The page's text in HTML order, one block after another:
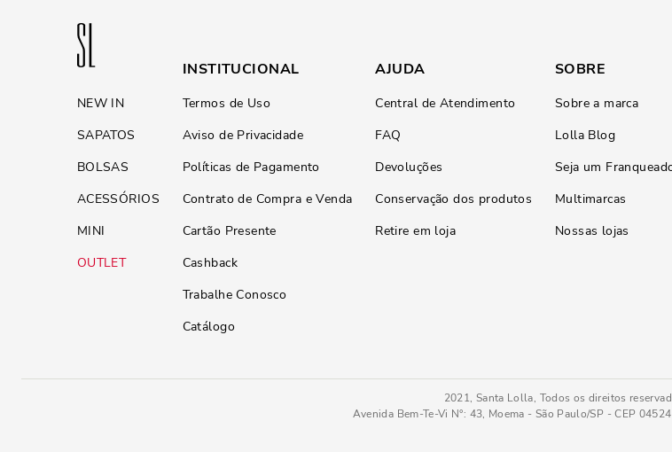
NEW IN
SAPATOS
BOLSAS
ACESSÓRIOS
MINI
OUTLET
INSTITUCIONAL
Termos de Uso
Aviso de Privacidade
Políticas de Pagamento
Contrato de Compra e Venda
Cartão Presente
Cashback
Trabalhe Conosco
Catálogo
AJUDA
Central de Atendimento
FAQ
Devoluções
Conservação dos produtos
Retire em loja
SOBRE
Sobre a marca
Lolla Blog
Seja um
Multimarcas
Nossas lojas
2021, Santa Lolla, Todos os direitos
Avenida Bem-Te-Vi N°: 43, Moema - São Paulo/SP - CEP